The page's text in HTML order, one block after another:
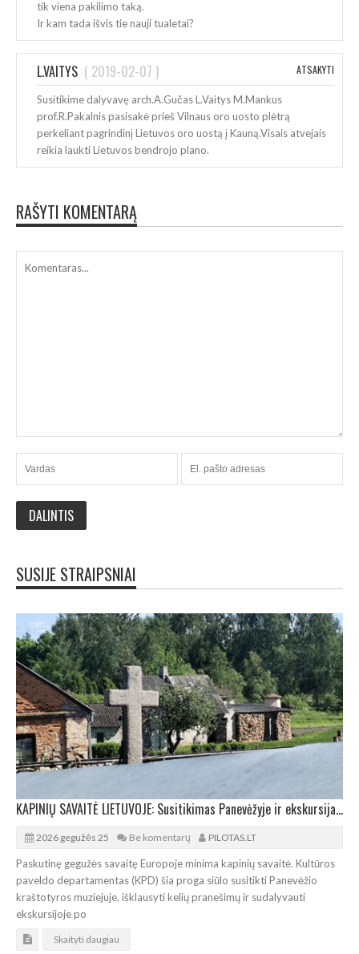
tik viena pakilimo taką.
Ir kam tada išvis tie nauji tualetai?
L.VAITYS ( 2019-02-07 ) ATSAKYTI
Susitikime dalyvavę arch.A.Gučas L.Vaitys M.Mankus
prof.R.Pakalnis pasisakė prieš Vilnaus oro uosto plėtrą
perkeliant pagrindinį Lietuvos oro uostą į Kauną.Visais atvejais
reikia laukti Lietuvos bendrojo plano.
RAŠYTI KOMENTARĄ
SUSIJE STRAIPSNIAI
KAPINIŲ SAVAITĖ LIETUVOJE: Susitikimas Panevėžyje ir ekskursija po senąsias kapines
2026 gegužės 25 Be komentarų PILOTAS.LT
Paskutinę gegužės savaitę Europoje minima kapinių savaitė. Kultūros
paveldo departamentas (KPD) šia proga siūlo susitikti Panevėžio
kraštotyros muziejuje, išklausyti kelių pranešimų ir sudalyvauti
ekskursijoje po
Skaityti daugiau